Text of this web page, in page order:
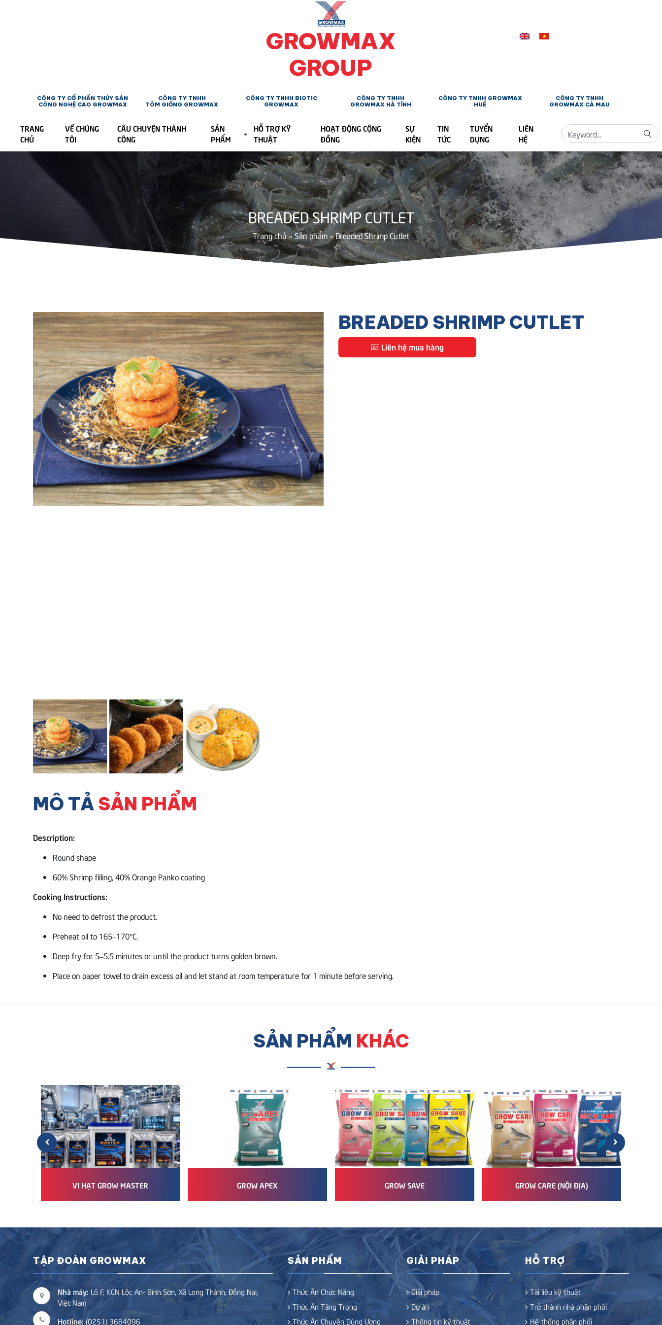
GROWMAX
GROUP
CÔNG TY CỔ PHẦN THỦY SẢN
CÔNG NGHỆ CAO GROWMAX
CÔNG TY TNHH
TÔM GIỐNG GROWMAX
CÔNG TY TNHH BIOTIC
GROWMAX
CÔNG TY TNHH
GROWMAX HÀ TĨNH
CÔNG TY TNHH GROWMAX
HUẾ
CÔNG TY TNHH
GROWMAX CÀ MAU
TRANG
CHỦ
VỀ CHÚNG
TÔI
CÂU CHUYỆN THÀNH
CÔNG
SẢN
PHẨM
HỖ TRỢ KỸ
THUẬT
HOẠT ĐỘNG CỘNG
ĐỒNG
SỰ
KIỆN
TIN
TỨC
TUYỂN
DỤNG
LIÊN
HỆ
BREADED SHRIMP CUTLET
Trang chủ»Sản phẩm »Breaded Shrimp Cutlet
BREADED SHRIMP CUTLET
Liên hệ mua hàng
MÔ TẢSẢN PHẨM
Description:
Round shape
60% Shrimp filling, 40% Orange Panko coating
Cooking Instructions:
No need to defrost the product.
Preheat oil to 165–170°C.
Deep fry for 5–5.5 minutes or until the product turns golden brown.
Place on paper towel to drain excess oil and let stand at room temperature for 1 minute before serving.
SẢN PHẨM KHÁC
VI HẠT GROW MASTER GROW APEX GROW SAVE GROW CARE (NỘI ĐỊA)
TẬP ĐOÀN GROWMAX
Nhà máy: Lô F, KCN Lộc An- Bình Sơn, Xã Long Thành, Đồng Nai,
Việt Nam
Hotline: (0251) 3684096
SẢN PHẨM
Thức Ăn Chức Năng
Thức Ăn Tăng Trọng
Thức Ăn Chuyên Dùng Ương
GIẢI PHÁP
Giải pháp
Dự án
Thông tin kỹ thuật
HỖ TRỢ
Tài liệu kỹ thuật
Trở thành nhà phân phối
Hệ thống phân phối